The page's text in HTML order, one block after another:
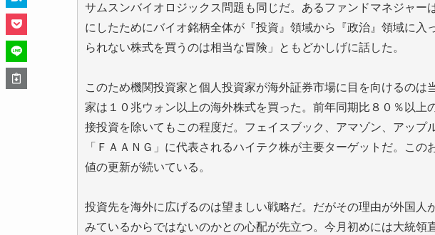
サムスンバイオロジックス問題も同じだ。あるファンドマネジャー
にしたためにバイオ銘柄全体が『投資』領域から『政治』領域に入
られない株式を買うのは相当な冒険」ともどかしげに話した。
このため機関投資家と個人投資家が海外証券市場に目を向けるのは
家は１０兆ウォン以上の海外株式を買った。前年同期比８０％以上
接投資を除いてもこの程度だ。フェイスブック、アマゾン、アップ
「ＦＡＡＮＧ」に代表されるハイテク株が主要ターゲットだ。こ
値の更新が続いている。
投資先を海外に広げるのは望ましい戦略だ。だがその理由が外国人
みているからではないのかとの心配が先立つ。今月初めには大統領